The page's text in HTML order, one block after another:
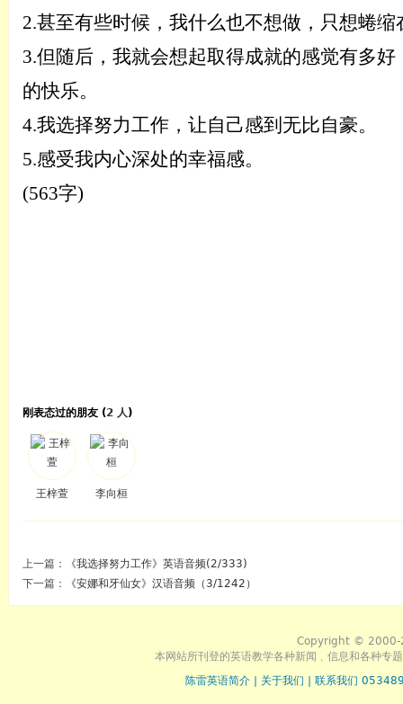
2.甚至有些时候，我什么也不想做，只想蜷缩
3.但随后，我就会想起取得成就的感觉有多
的快乐。
4.我选择努力工作，让自己感到无比自豪。
5.感受我内心深处的幸福感。
(563字)
刚表态过的朋友 (2 人)
王梓萱 李向桓
上一篇：
《我选择努力工作》英语音频(2/333)
下一篇：
《安娜和牙仙女》汉语音频（3/1242）
Copyright © 2000-
本网站所刊登的英语教学各种新闻﹑信息和各种专
陈雷英语简介
关于我们 联系我们